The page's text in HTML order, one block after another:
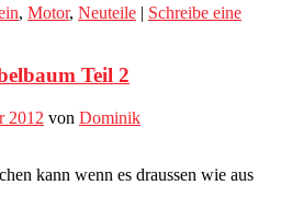
, Motor, Neuteile | Schreibe eine
Teil 2
2012 von Dominik
kann wenn es draussen wie aus